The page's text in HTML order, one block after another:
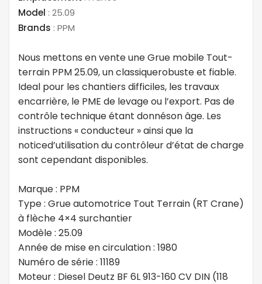
Model : 25.09
Brands : PPM
Nous mettons en vente une Grue mobile Tout-
terrain PPM 25.09, un classiquerobuste et fiable.
Ideal pour les chantiers difficiles, les travaux
encarrière, le PME de levage ou l’export. Pas de
contrôle technique étant donnéson âge. Les
instructions « conducteur » ainsi que la
noticed’utilisation du contrôleur d’état de charge
sont cependant disponibles.
Marque : PPM
Type : Grue automotrice Tout Terrain (RT Crane)
à flèche 4×4 surchantier
Modèle : 25.09
Année de mise en circulation : 1980
Numéro de série : 11189
Moteur : Diesel Deutz BF 6L 913-160 CV DIN (118